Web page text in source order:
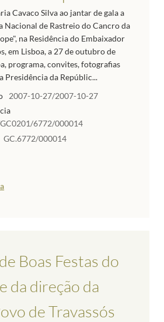
Cavaco Silva ao jantar de gala a
Nacional de Rastreio do Cancro da
na Residência do Embaixador
em Lisboa, a 27 de outubro de
programa, convites, fotografias
Presidência da Repúblic...
2007-10-27/2007-10-27
6772/000014
GC.6772/000014
Boas Festas do
da direção da
de Travassós